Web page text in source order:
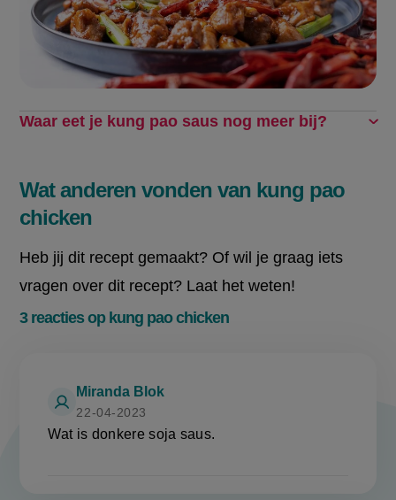
Waar eet je kung pao saus nog meer bij?
Wat anderen vonden van kung pao
chicken
Heb jij dit recept gemaakt? Of wil je graag iets
vragen over dit recept? Laat het weten!
3 reacties op kung pao chicken
Wat is donkere soja saus.
Miranda Blok
22-04-2023